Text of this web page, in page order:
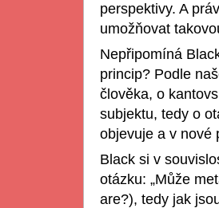
perspektivy. A
umožňovat
Nepřipomíná
princip? Podle
člověka, o
subjektu, tedy o
objevuje a v nové
Black si v
otázku: „Může
are?), tedy jak